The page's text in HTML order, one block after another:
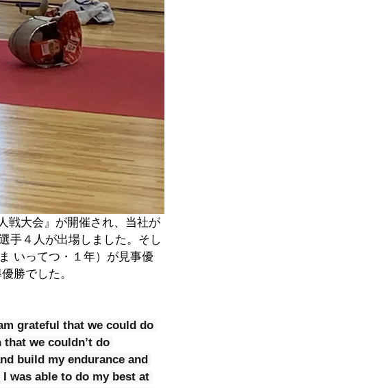
戦大会』が開催され、当社が
手４人が出場しました。そし
いってつ・１年）が見事優
勝でした。
grateful that we could do
we couldn’t do
build my endurance and
was able to do my best at